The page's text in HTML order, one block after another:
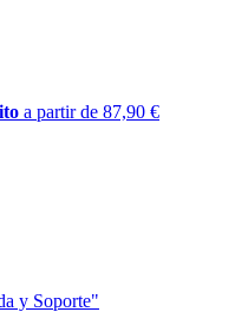
a partir de 87,90 €
y Soporte"